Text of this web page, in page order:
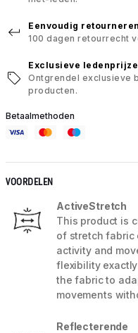
Eenvoudig retourneren
100 dagen retourrecht
Exclusieve
Ontgrendel exclusieve
producten.
Betaalmethoden
VOORDELEN
ActiveStretch
This product is
of stretch
activity and
flexibility
the fabric to
movements
Reflecterende